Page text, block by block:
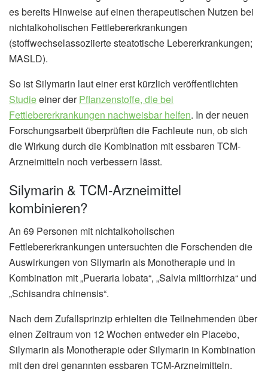
es bereits Hinweise auf einen therapeutischen Nutzen bei
nichtalkoholischen Fettlebererkrankungen
(stoffwechselassoziierte steatotische Lebererkrankungen;
MASLD).
So ist Silymarin laut einer erst kürzlich veröffentlichten
Studieeiner derPflanzenstoffe, die bei
Fettlebererkrankungen nachweisbar helfen. In der neuen
Forschungsarbeit überprüften die Fachleute nun, ob sich
die Wirkung durch die Kombination mit essbaren TCM-
Arzneimitteln noch verbessern lässt.
Silymarin & TCM-Arzneimittel
kombinieren?
An 69 Personen mit nichtalkoholischen
Fettlebererkrankungen untersuchten die Forschenden die
Auswirkungen von Silymarin als Monotherapie und in
Kombination mit „Pueraria lobata“, „Salvia miltiorrhiza“ und
„Schisandra chinensis“.
Nach dem Zufallsprinzip erhielten die Teilnehmenden über
einen Zeitraum von 12 Wochen entweder ein Placebo,
Silymarin als Monotherapie oder Silymarin in Kombination
mit den drei genannten essbaren TCM-Arzneimitteln.